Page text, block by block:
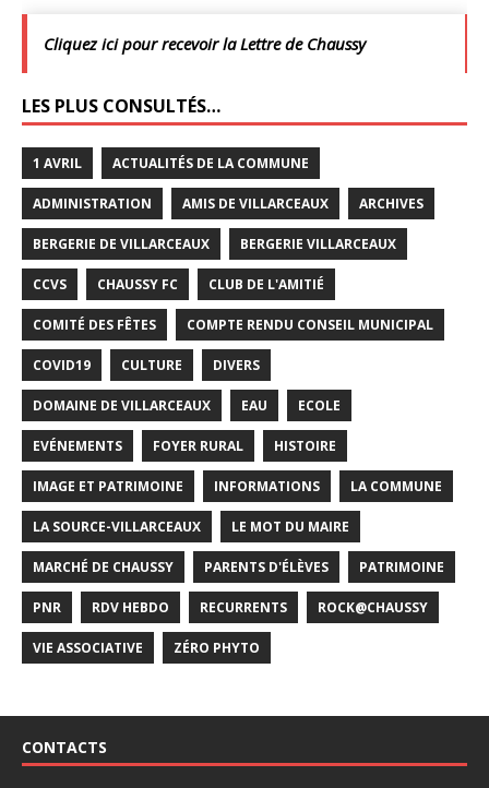
Cliquez ici pour recevoir la Lettre de Chaussy
LES PLUS CONSULTÉS…
1 AVRIL ACTUALITÉS DE LA COMMUNE
ADMINISTRATION AMIS DE VILLARCEAUX ARCHIVES
BERGERIE DE VILLARCEAUX BERGERIE VILLARCEAUX
CCVS CHAUSSY FC CLUB DE L'AMITIÉ
COMITÉ DES FÊTES COMPTE RENDU CONSEIL MUNICIPAL
COVID19 CULTURE DIVERS
DOMAINE DE VILLARCEAUX EAU ECOLE
EVÉNEMENTS FOYER RURAL HISTOIRE
IMAGE ET PATRIMOINE INFORMATIONS LA COMMUNE
LA SOURCE-VILLARCEAUX LE MOT DU MAIRE
MARCHÉ DE CHAUSSY PARENTS D'ÉLÈVES PATRIMOINE
PNR RDV HEBDO RECURRENTS ROCK@CHAUSSY
VIE ASSOCIATIVE ZÉRO PHYTO
CONTACTS